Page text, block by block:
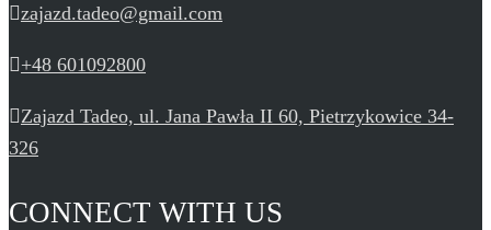
zajazd.tadeo@gmail.com
+48 601092800
Zajazd Tadeo, ul. Jana Pawła II 60, Pietrzykowice 34-
326
CONNECT WITH US